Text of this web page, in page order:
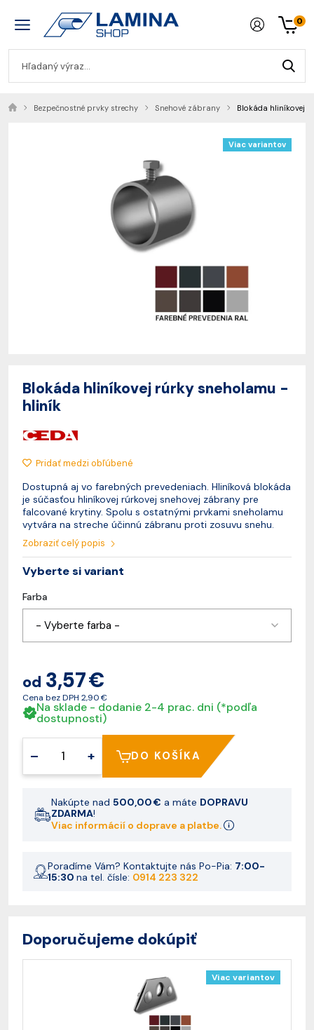
0
Bezpečnostné prvky strechy Snehové zábrany Blokáda hliníkovej
Viac variantov
Blokáda hliníkovej rúrky sneholamu -
hliník
Pridať medzi obľúbené
Dostupná aj vo farebných prevedeniach. Hliníková blokáda
je súčasťou hliníkovej rúrkovej snehovej zábrany pre
falcované krytiny. Spolu s ostatnými prvkami sneholamu
vytvára na streche účinnú zábranu proti zosuvu snehu.
Zobraziť celý popis
Vyberte si variant
Farba
- Vyberte farba -
od 3,57 €
Cena bez DPH 2,90 €
Na sklade - dodanie 2-4 prac. dni (*podľa
dostupnosti)
– + DO KOŠÍKA
Nakúpte nad 500,00 € a máte DOPRAVU
ZDARMA!
Viac informácií o doprave a platbe.
Poradíme Vám? Kontaktujte nás Po-Pia: 7:00-
15:30 na tel. čísle: 0914 223 322
Doporučujeme dokúpiť
Viac variantov